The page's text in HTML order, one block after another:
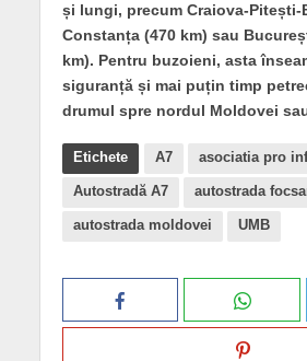
și lungi, precum Craiova-Pitești-
Constanța (470 km) sau
km). Pentru buzoieni, asta
siguranță și mai puțin timp
drumul spre nordul Moldovei
Etichete A7 asociatia pro
Autostradă A7 autostrada
autostrada moldovei UMB